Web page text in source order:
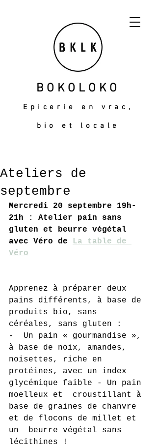
BOKOLOKO
Epicerie en vrac,
bio et locale
Ateliers de
septembre
Mercredi 20 septembre 19h-
21h : Atelier pain sans
gluten et beurre végétal
avec Véro de
La table de
Véro
Apprenez à préparer deux
pains différents, à base de
produits bio, sans
céréales, sans gluten :
-  Un pain « gourmandise »,
à base de noix, amandes,
noisettes, riche en
protéines, avec un index
glycémique faible - Un pain
moelleux et  croustillant à
base de graines de chanvre
et de flocons de millet et
un  beurre végétal sans
lécithines !